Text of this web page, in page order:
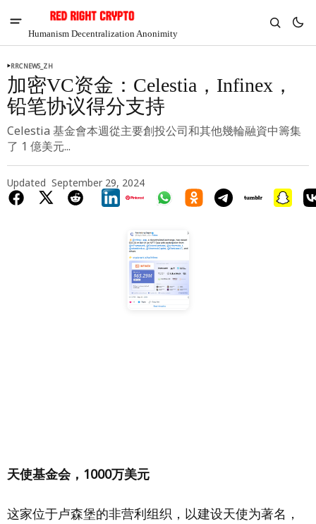
Humanism Decentralization Anonimity
RRCNEWS_ZH
加密VC资金：Celestia，Infinex，
铅笔协议得分支持
Celestia 基金會本週從主要創投公司和其他幾輪融資中籌集
了 1 億美元...
Updated September 29, 2024
天使基金会，1000万美元
这家位于卢森堡的非营利组织，以建设天使为著名，